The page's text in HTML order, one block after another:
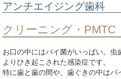
アンチエイジング歯科
クリーニング・PMTC
お口の中にはバイ菌がいっぱい。虫
よりひき起こされた感染症です。
特に歯と歯の間や、歯ぐきの中は